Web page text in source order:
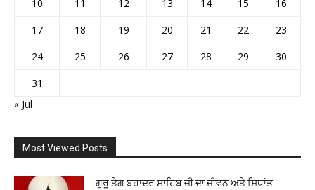
10
11 12 13 14 15
16
17
18 19 20 21 22
23
24
25 26 27 28 29
30
31
« Jul
Most Viewed Posts
ਗੁਰੂ ਤੇਗ ਬਹਾਦਰ ਸਾਹਿਬ ਜੀ ਦਾ ਜੀਵਨ ਅਤੇ ਸਿਧਾਂਤ